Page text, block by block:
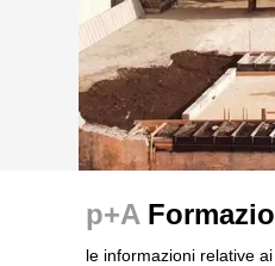
I Cantieri by
autocostruzione e
Abitare il margine nei
universitari · Casa
Pianificare,
Milano, Università
p+A
le informazioni relative